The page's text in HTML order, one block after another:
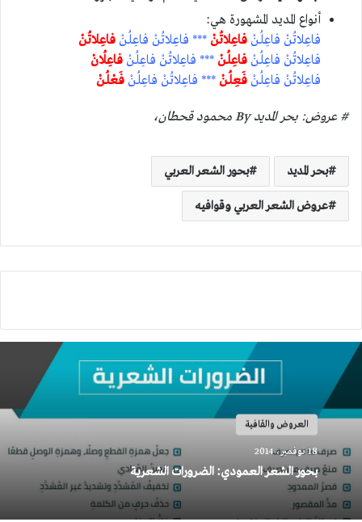
أنواع المديد المشهورة هي:
فاعِلاتُنْ فاعِلُنْ فاعِلاتُنْ *** فاعِلاتُنْ فاعِلُنْ فاعِلاتُنْ
فاعِلاتُنْ فاعِلُنْ فاعِلُنْ *** فاعِلاتُنْ فاعِلُنْ فاعِلُانْ
فاعِلاتُنْ فاعِلُنْ فَعِلُنْ *** فاعِلاتُنْ فاعِلُنْ فَعْلُنْ
# عروض: بحر المديد By محمود قحطان،
بحر المديد بحور الشعر العربي
عروض الشعر العربي وقوافيه
العروض والقافية
18 نوفمبر، 2014
بحور الشعر العمودي: الضرورات الشعرية